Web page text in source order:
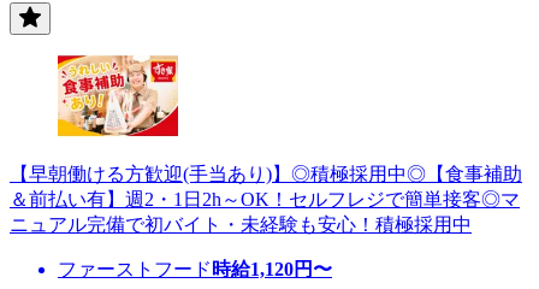
【早朝働ける方歓迎(手当あり)】◎積極採用中◎【食事補助
＆前払い有】週2・1日2h～OK！セルフレジで簡単接客◎マ
ニュアル完備で初バイト・未経験も安心！積極採用中
ファーストフード 時給1,120円〜